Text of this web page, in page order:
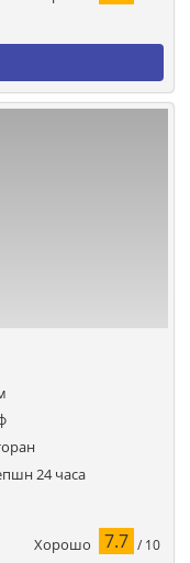
24 часа
Хорошо 7.7 / 10